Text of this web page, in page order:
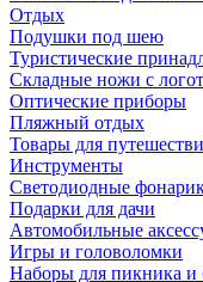
Отдых
Подушки под шею
Туристические
Складные ножи с
Оптические приборы
Пляжный отдых
Товары для
Инструменты
Светодиодные
Подарки для дачи
Автомобильные
Игры и головоломки
Наборы для пикника и